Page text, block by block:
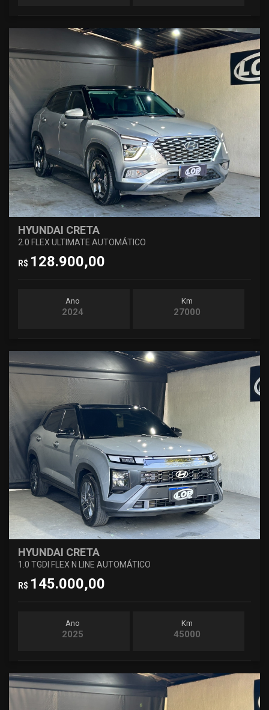
HYUNDAI CRETA
2.0 FLEX ULTIMATE AUTOMÁTICO
R$ 128.900,00
Ano
2024
Km
27000
HYUNDAI CRETA
1.0 TGDI FLEX N LINE AUTOMÁTICO
R$ 145.000,00
Ano
2025
Km
45000